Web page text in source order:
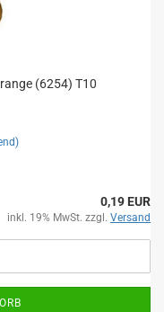
(6254) T10
0,19 EUR
inkl. 19% MwSt. zzgl. Versand